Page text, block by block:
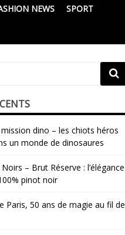
NEWS SPORT
mission dino – les chiots héros
un monde de dinosaures
– Brut Réserve : l’élégance
pinot noir
Paris, 50 ans de magie au fil de